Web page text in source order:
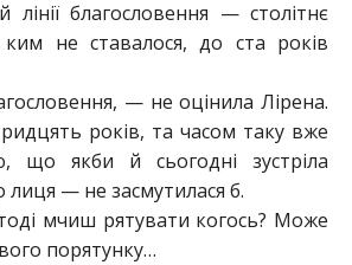
лінії благословення — столітнє
не ставалося, до ста років
— не оцінила Лірена.
років, та часом таку вже
що якби й сьогодні зустріла
— не засмутилася б.
мчиш рятувати когось? Може
порятунку…